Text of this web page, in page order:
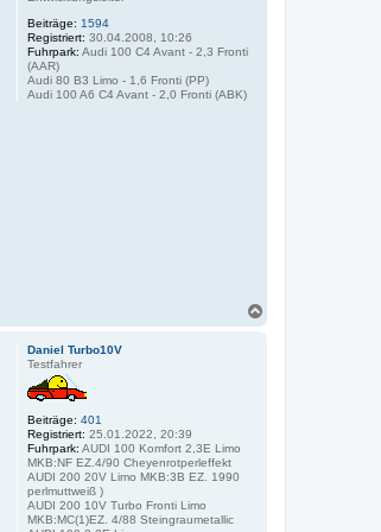
Beiträge: 1594
Registriert: 30.04.2008, 10:26
Fuhrpark: Audi 100 C4 Avant - 2,3 Fronti
(AAR)
Audi 80 B3 Limo - 1,6 Fronti (PP)
Audi 100 A6 C4 Avant - 2,0 Fronti (ABK)
Daniel Turbo10V
Testfahrer
Beiträge: 401
Registriert: 25.01.2022, 20:39
Fuhrpark: AUDI 100 Komfort 2,3E Limo
MKB:NF EZ.4/90 Cheyenrotperleffekt
AUDI 200 20V Limo MKB:3B EZ. 1990
perlmuttweiß )
AUDI 200 10V Turbo Fronti Limo
MKB:MC(1)EZ. 4/88 Steingraumetallic